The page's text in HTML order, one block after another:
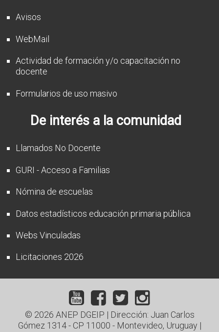
Avisos
WebMail
Actividad de formación y/o capacitación no
docente
Formularios de uso masivo
De interés a la comunidad
Llamados No Docente
GURI - Acceso a Familias
Nómina de escuelas
Datos estadísticos educación primaria pública
Webs Vinculadas
Licitaciones 2026
© 2026 ANEP DGEIP | Dirección: Juan Carlos
Gómez 1314 - CP 11000 - Montevideo, Uruguay |